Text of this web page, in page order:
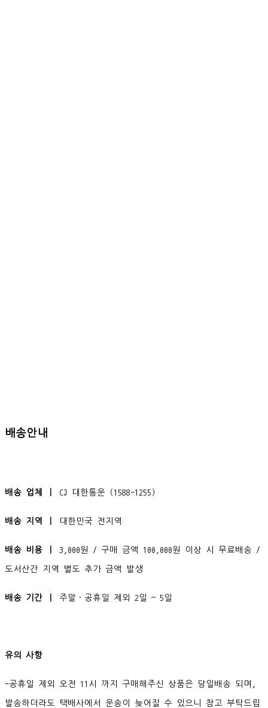
배송안내
배송 업체 ㅣ CJ 대한통운 (1588-1255)
배송 지역 ㅣ 대한민국 전지역
배송 비용 ㅣ 3,000원 / 구매 금액 100,000원 이상 시 무료배송 /
도서산간 지역 별도 추가 금액 발생
배송 기간 ㅣ 주말·공휴일 제외 2일 ~ 5일
유의 사항
-공휴일 제외 오전 11시 까지 구매해주신 상품은 당일배송 되며,
발송하더라도 택배사에서 운송이 늦어질 수 있으니 참고 부탁드립